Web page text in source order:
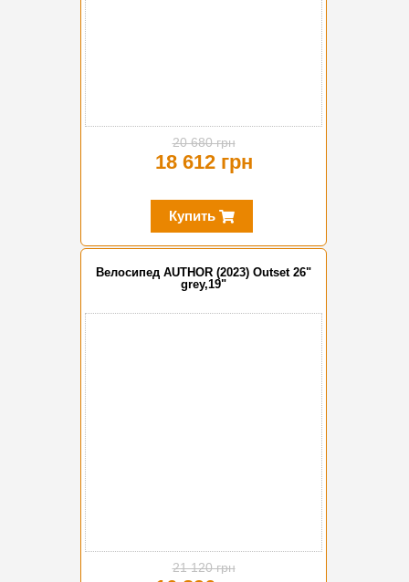
20 680 грн
18 612 грн
Купить
Велосипед AUTHOR (2023) Outset 26"
grey,19"
21 120 грн